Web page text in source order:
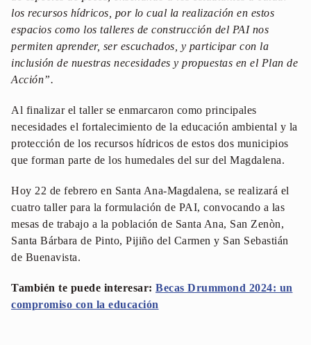
los recursos hídricos, por lo cual la realización en estos
espacios como los talleres de construcción del PAI nos
permiten aprender, ser escuchados, y participar con la
inclusión de nuestras necesidades y propuestas en el Plan de
Acción”.
Al finalizar el taller se enmarcaron como principales
necesidades el fortalecimiento de la educación ambiental y la
protección de los recursos hídricos de estos dos municipios
que forman parte de los humedales del sur del Magdalena.
Hoy 22 de febrero en Santa Ana-Magdalena, se realizará el
cuatro taller para la formulación de PAI, convocando a las
mesas de trabajo a la población de Santa Ana, San Zenòn,
Santa Bárbara de Pinto, Pijiño del Carmen y San Sebastián
de Buenavista.
También te puede interesar: Becas Drummond 2024: un
compromiso con la educación